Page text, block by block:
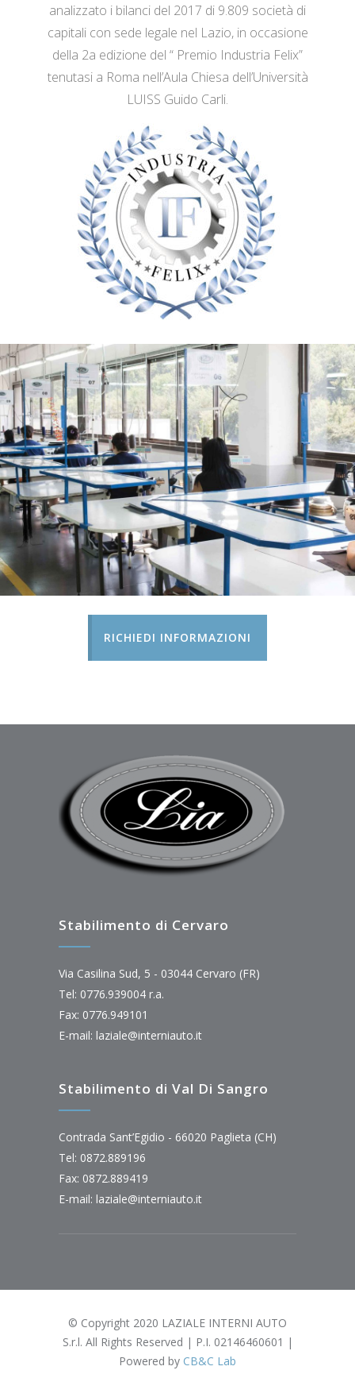
analizzato i bilanci del 2017 di 9.809 società di
capitali con sede legale nel Lazio, in occasione
della 2a edizione del “ Premio Industria Felix”
tenutasi a Roma nell’Aula Chiesa dell’Università
LUISS Guido Carli.
RICHIEDI INFORMAZIONI
Stabilimento di Cervaro
Via Casilina Sud, 5 - 03044 Cervaro (FR)
Tel: 0776.939004 r.a.
Fax: 0776.949101
E-mail: laziale@interniauto.it
Stabilimento di Val Di Sangro
Contrada Sant’Egidio - 66020 Paglieta (CH)
Tel: 0872.889196
Fax: 0872.889419
E-mail: laziale@interniauto.it
© Copyright 2020 LAZIALE INTERNI AUTO
S.r.l. All Rights Reserved | P.I. 02146460601 |
Powered by CB&C Lab